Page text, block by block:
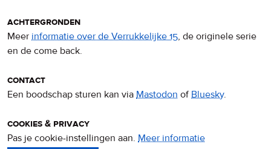
achtergronden
Meer informatie over de Verrukkelijke 15, de originele serie
en de come back.
contact
Een boodschap sturen kan via Mastodon ofBluesky.
cookies & privacy
Pas je cookie-instellingen aan. Meer informatie